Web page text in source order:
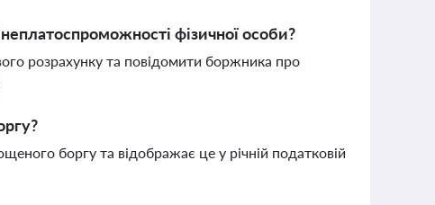
фізичної особи?
розрахунку та повідомити боржника про
боргу та відображає це у річній податковій